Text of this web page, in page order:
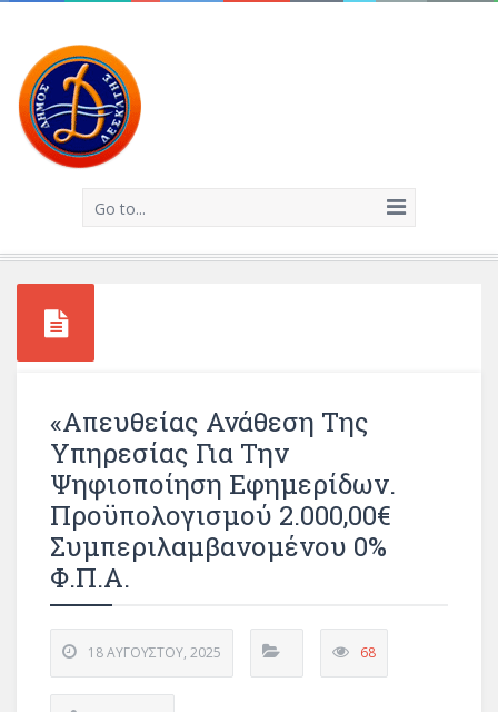
Go to...
«Απευθείας Ανάθεση Της
Υπηρεσίας Για Την
Ψηφιοποίηση Εφημερίδων.
Προϋπολογισμού 2.000,00€
Συμπεριλαμβανομένου 0%
Φ.Π.Α.
18 ΑΥΓΟΎΣΤΟΥ, 2025 68